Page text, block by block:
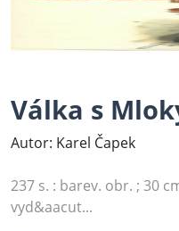
Válka s
Autor: Karel Čapek
237 s. : barev. obr. ; 30
vyd&aacut...